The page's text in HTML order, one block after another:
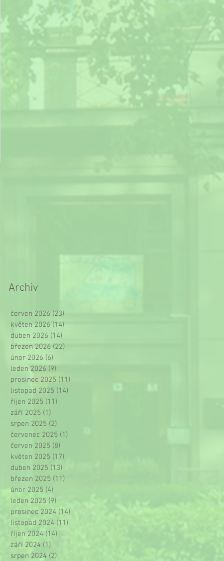
Archiv
červen 2026 (23)
květen 2026 (14)
duben 2026 (14)
březen 2026 (22)
únor 2026 (6)
leden 2026 (9)
prosinec 2025 (11)
listopad 2025 (14)
říjen 2025 (11)
září 2025 (1)
srpen 2025 (2)
červenec 2025 (1)
červen 2025 (8)
květen 2025 (17)
duben 2025 (13)
březen 2025 (11)
únor 2025 (4)
leden 2025 (9)
prosinec 2024 (14)
listopad 2024 (11)
říjen 2024 (14)
září 2024 (1)
srpen 2024 (2)